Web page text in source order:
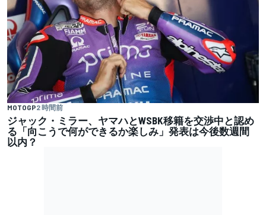
MOTOGP2 時間前
ジャック・ミラー、ヤマハとWSBK移籍を交渉中と認め
る「向こうで何ができるか楽しみ」発表は今後数週間
以内？